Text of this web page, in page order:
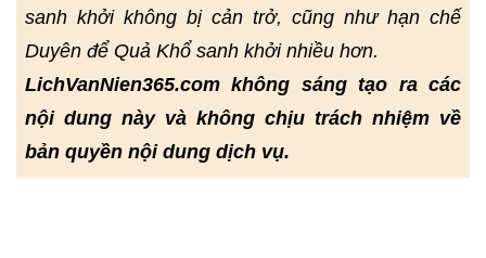
sanh khởi không bị cản trở, cũng như hạn chế
Duyên để Quả Khổ sanh khởi nhiều hơn.
LichVanNien365.com không sáng tạo ra các
nội dung này và không chịu trách nhiệm về
bản quyền nội dung dịch vụ.